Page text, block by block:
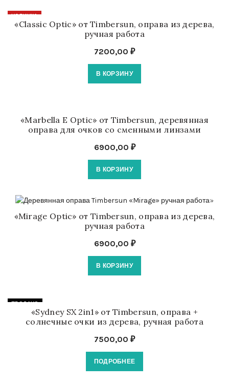
НОВИНКА
«Classic Optic» от Timbersun, оправа из дерева,
ручная работа
7200,00 ₽
В КОРЗИНУ
«Marbella E Optic» от Timbersun, деревянная
оправа для очков со сменными линзами
6900,00 ₽
В КОРЗИНУ
«Mirage Optic» от Timbersun, оправа из дерева,
ручная работа
6900,00 ₽
В КОРЗИНУ
ПРОДАНО
«Sydney SX 2in1» от Timbersun, оправа +
солнечные очки из дерева, ручная работа
7500,00 ₽
ПОДРОБНЕЕ